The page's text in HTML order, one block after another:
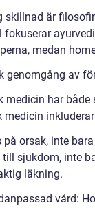
skillnad är
fokuserar
medan
genomgång av
medicin har både
medicin
på orsak, inte
till sjukdom, inte
läkning.
vård: